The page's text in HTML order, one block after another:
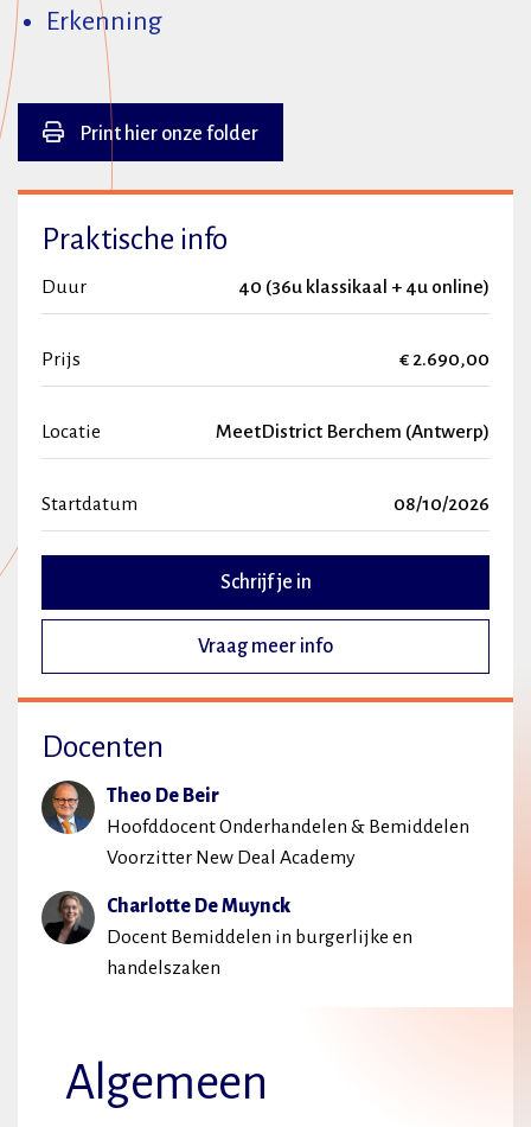
Erkenning
Print hier onze folder
Algemeen
Praktische info
Duur 40 (36u klassikaal + 4u online)
Prijs € 2.690,00
Locatie MeetDistrict Berchem (Antwerp)
Startdatum 08/10/2026
Schrijf je in
Vraag meer info
Docenten
Theo De Beir
Hoofddocent Onderhandelen & Bemiddelen
Voorzitter New Deal Academy
Charlotte De Muynck
Docent Bemiddelen in burgerlijke en
handelszaken